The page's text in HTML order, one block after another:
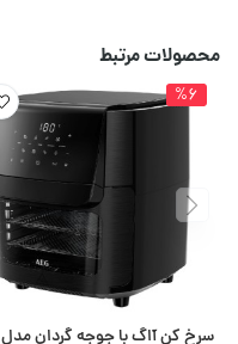
محصولات مرتبط
%6
سرخ کن آاگ با جوجه گردان مدل